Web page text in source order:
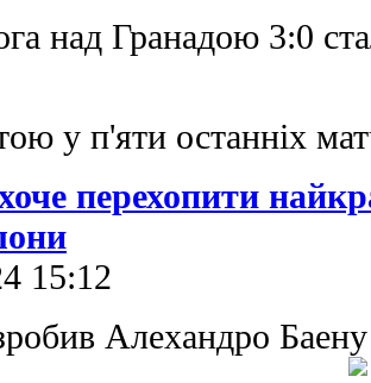
над Гранадою 3:0
у п'яти останніх
перехопити
15:12
Алехандро